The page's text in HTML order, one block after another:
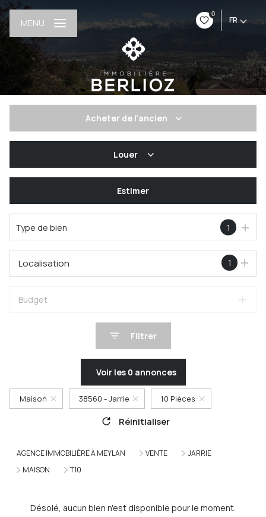
0
FR
MENU
Acheter de l'ancien
Louer
Estimer
Type de bien 1
1
Localisation
Budget
Filtrer
Voir les 0 annonces
Maison 38560 - Jarrie 10 Pièces
Réinitialiser
AGENCE IMMOBILIÈRE À MEYLAN VENTE
JARRIE
MAISON
T10
Désolé, aucun bien n'est disponible pour le moment.